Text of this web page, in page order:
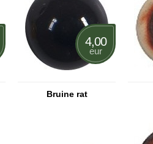
Bruine rat
4,00
eur